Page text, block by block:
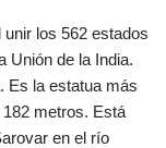
los 562 estados
Unión de la India.
Es la estatua más
metros. Está
en el río